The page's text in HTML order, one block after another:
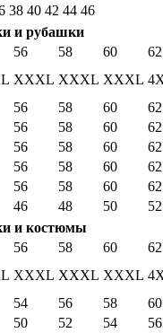
38 40 42 44 46
и рубашки
56 58 60
62
XXXL XXXL XXXL
56 58 60
62
56 58 60
62
56 58 60
62
56 58 60
62
56 58 60
62
46 48 50
52
и костюмы
56 58 60
62
XXXL XXXL XXXL
54 56 58
60
50 52 54
56